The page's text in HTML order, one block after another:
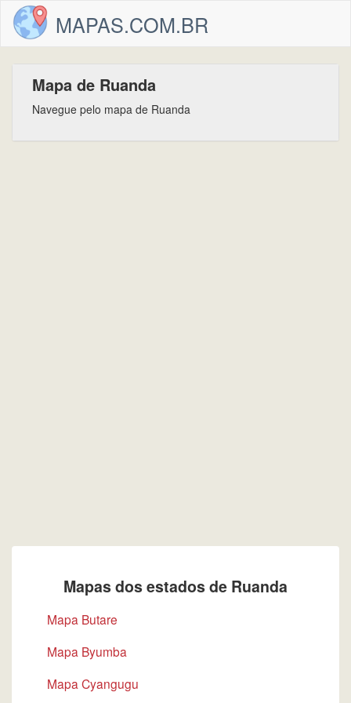
MAPAS.COM.BR
Mapa de Ruanda
Navegue pelo mapa de Ruanda
Mapas dos estados de Ruanda
Mapa Butare
Mapa Byumba
Mapa Cyangugu